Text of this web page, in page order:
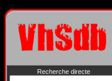
Recherche directe